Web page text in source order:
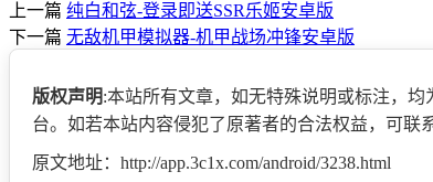
上一篇 纯白和弦-登录即送SSR乐姬安卓版
下一篇 无敌机甲模拟器-机甲战场冲锋安卓版
版权声明:本站所有文章，如无特殊说明或标注，
台。如若本站内容侵犯了原著者的合法权益，可联
原文地址：http://app.3c1x.com/android/3238.html